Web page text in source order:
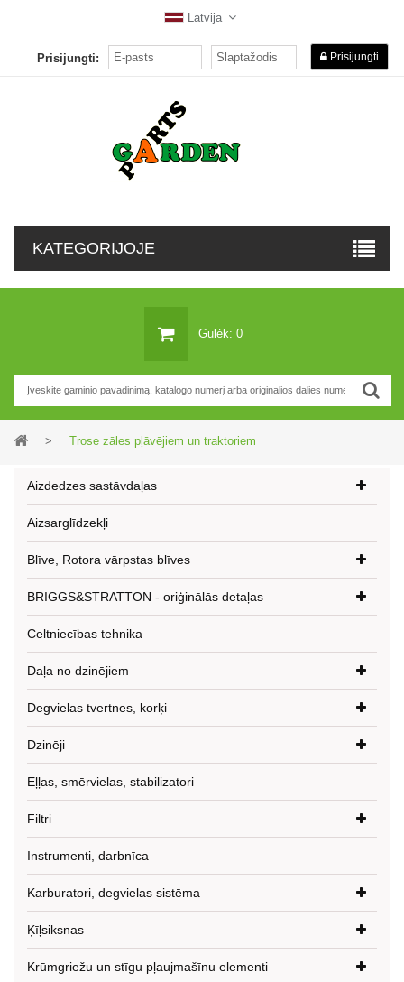
Latvija
Prisijungti: Prisijungti
KATEGORIJOJE
Gulėk: 0
> Trose zāles pļāvējiem un traktoriem
Aizdedzes sastāvdaļas
Aizsarglīdzekļi
Blīve, Rotora vārpstas blīves
BRIGGS&STRATTON - oriģinālās detaļas
Celtniecības tehnika
Daļa no dzinējiem
Degvielas tvertnes, korķi
Dzinēji
Eļļas, smērvielas, stabilizatori
Filtri
Instrumenti, darbnīca
Karburatori, degvielas sistēma
Ķīļsiksnas
Krūmgriežu un stīgu pļaujmašīnu elementi